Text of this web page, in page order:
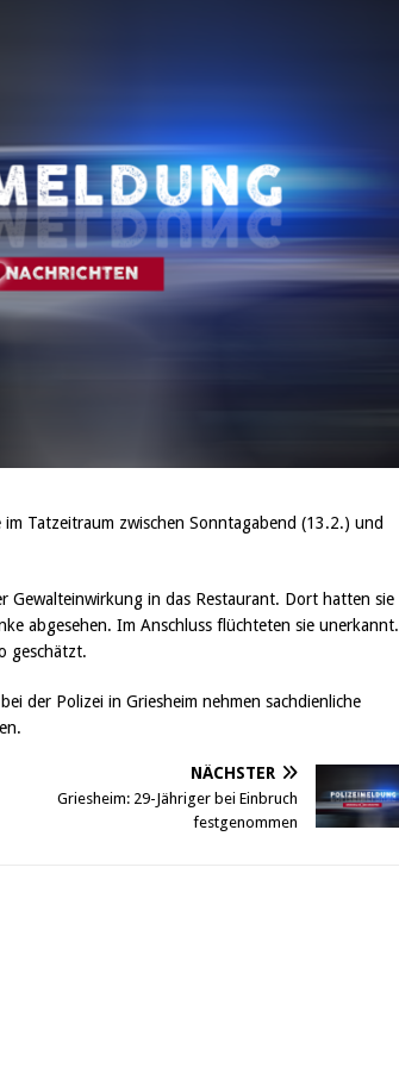
Tatzeitraum zwischen Sonntagabend (13.2.) und
Gewalteinwirkung in das Restaurant. Dort hatten sie
abgesehen. Im Anschluss flüchteten sie unerkannt.
geschätzt.
der Polizei in Griesheim nehmen sachdienliche
NÄCHSTER
Griesheim: 29-Jähriger bei Einbruch
festgenommen